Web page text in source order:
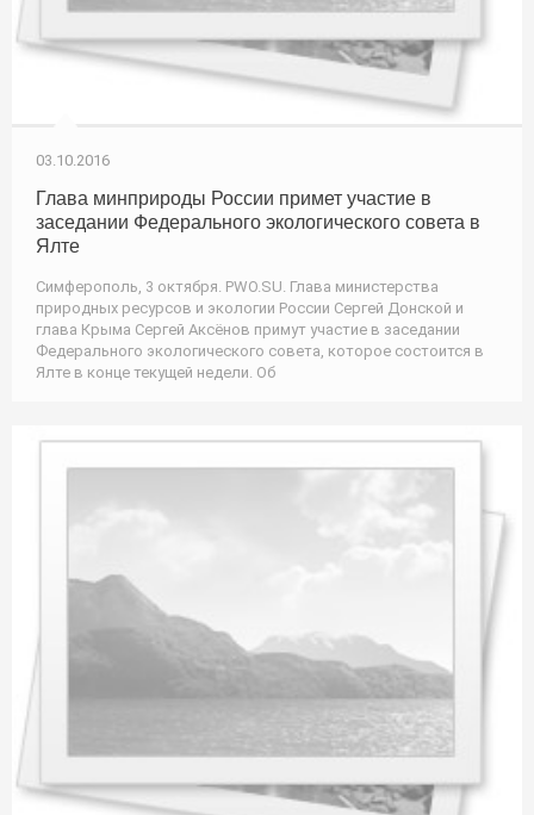
03.10.2016
Глава минприроды России примет участие в
заседании Федерального экологического совета в
Ялте
Симферополь, 3 октября. PWO.SU. Глава министерства
природных ресурсов и экологии России Сергей Донской и
глава Крыма Сергей Аксёнов примут участие в заседании
Федерального экологического совета, которое состоится в
Ялте в конце текущей недели. Об